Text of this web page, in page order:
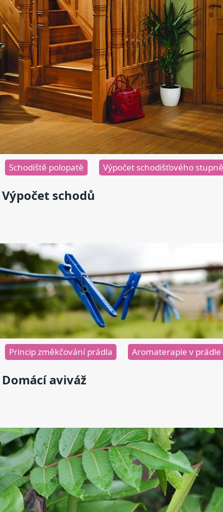
Schodiště polopatě Výpočet schodišťového stupně
Výpočet schodů
Princip změkčování prádla Aromaterapie v prádle
Domácí aviváž